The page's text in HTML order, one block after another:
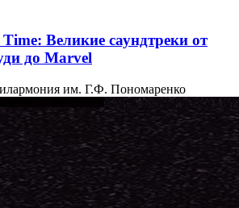
Великие саундтреки от
до Marvel
им. Г.Ф. Пономаренко